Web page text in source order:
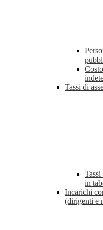
Tassi di
in
Incarichi
(dirigenti e